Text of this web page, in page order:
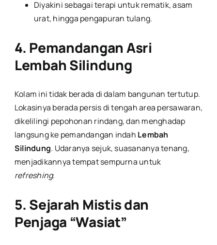
Diyakini sebagai terapi untuk rematik, asam
urat, hingga pengapuran tulang.
4. Pemandangan Asri
Lembah Silindung
Kolam ini tidak berada di dalam bangunan tertutup.
Lokasinya berada persis di tengah area persawaran,
dikelilingi pepohonan rindang, dan menghadap
langsung ke pemandangan indah Lembah
Silindung. Udaranya sejuk, suasananya tenang,
menjadikannya tempat sempurna untuk
refreshing.
5. Sejarah Mistis dan
Penjaga “Wasiat”